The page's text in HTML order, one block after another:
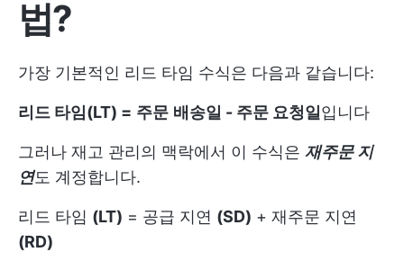
법?
가장 기본적인 리드 타임 수식은 다음과 같습니다:
리드 타임(LT) = 주문 배송일 - 주문 요청일입니다
그러나 재고 관리의 맥락에서 이 수식은 재주문 지
연도 계정합니다.
리드 타임 (LT) = 공급 지연 (SD) + 재주문 지연
(RD)